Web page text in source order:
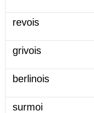
revois
grivois
berlinois
surmoi